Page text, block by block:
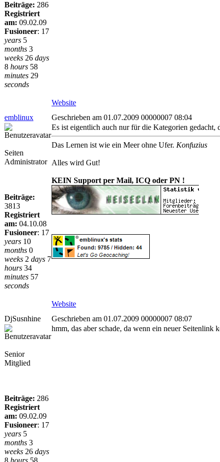
Beiträge: 286
Registriert
am: 09.02.09
Fusioneer: 17
years 5
months 3
weeks 26 days
8 hours 58
minutes 29
seconds
Website
emblinux
Geschrieben am 01.07.2009 00000007 08:04
Seiten
Administrator
Beiträge:
3813
Registriert
am: 04.10.08
Fusioneer: 17
years 10
months 0
weeks 2 days 7
hours 34
minutes 57
seconds
Es ist eigentlich auch nur für die Kategorien
Das Lernen ist wie ein Meer ohne Ufer. Konfuzius
Alles wird Gut!
KEIN Support per Mail, ICQ oder PN !
Website
DjSusnhine
Geschrieben am 01.07.2009 00000007 08:07
Senior
Mitglied
Beiträge: 286
Registriert
am: 09.02.09
Fusioneer: 17
years 5
months 3
weeks 26 days
8 hours 58
hmm, das aber schade, da wenn ein neuer